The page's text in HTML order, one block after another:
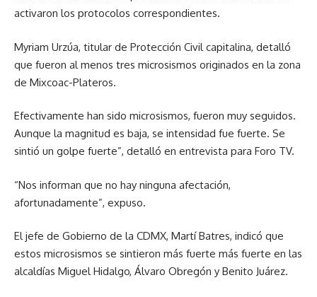
activaron los protocolos correspondientes.
Myriam Urzúa, titular de Protección Civil capitalina, detalló
que fueron al menos tres microsismos originados en la zona
de Mixcoac-Plateros.
Efectivamente han sido microsismos, fueron muy seguidos.
Aunque la magnitud es baja, se intensidad fue fuerte. Se
sintió un golpe fuerte”, detalló en entrevista para Foro TV.
“Nos informan que no hay ninguna afectación,
afortunadamente”, expuso.
El jefe de Gobierno de la CDMX, Martí Batres, indicó que
estos microsismos se sintieron más fuerte más fuerte en las
alcaldías Miguel Hidalgo, Álvaro Obregón y Benito Juárez.